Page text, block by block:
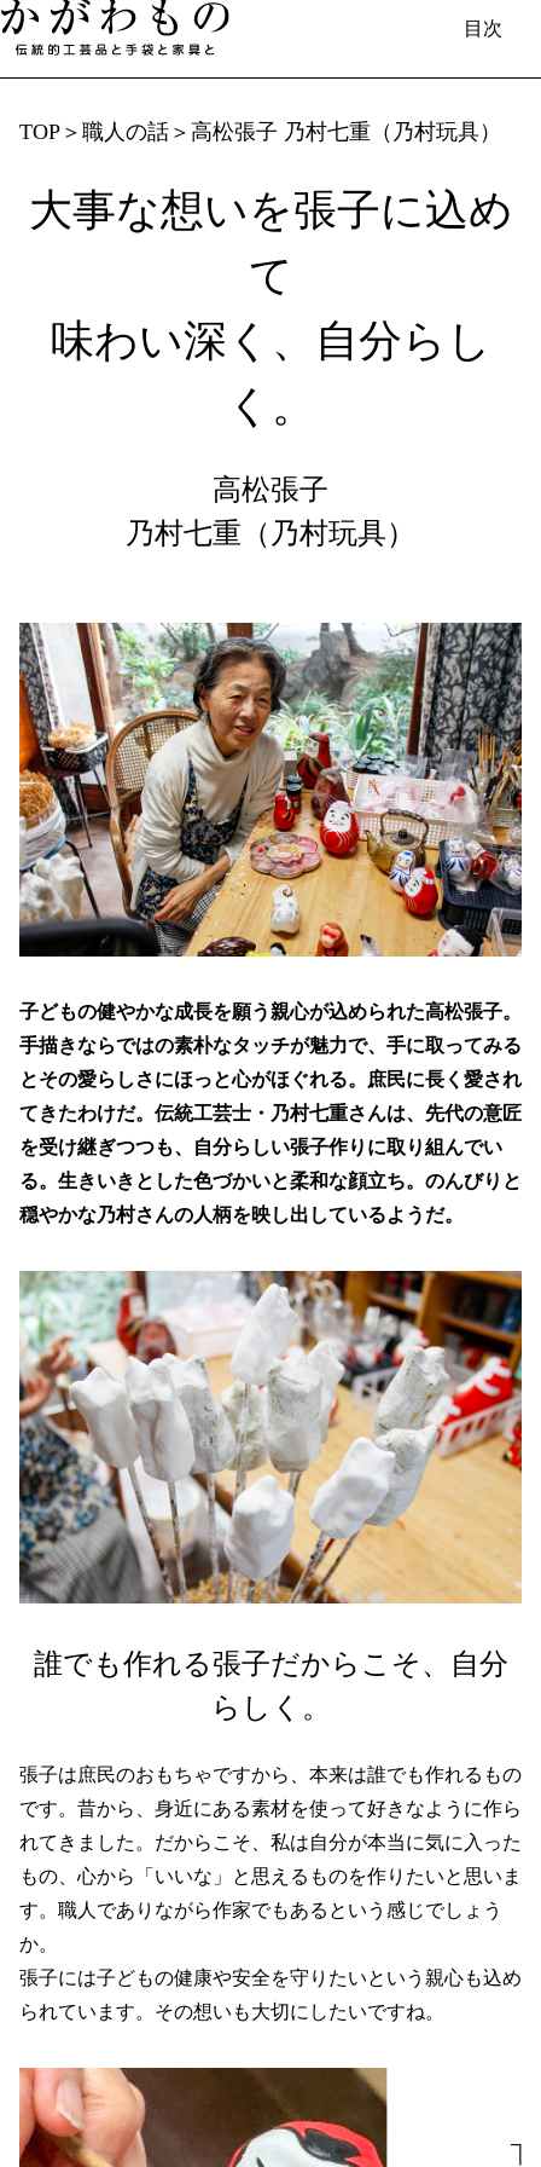
目次
日本語 English 中国（简体）
中國（繁體）
Français 한국 Deutsch
香川で​生まれる​もの
伝統的工芸品と​手袋と​家具／伝統工芸士​
（製造事業者）の​紹介
欄間彫刻
肥松木工品
一閑張・一貫張
竹一刀彫
讃岐提灯
古式畳
打出し銅器
庵治産地石製品
鷲ノ山石工品
豊島石灯籠
讃岐鍛冶製品
左官鏝
讃岐鋳造品
岡本焼
理平焼
保多織
讃岐のり染
讃岐獅子頭
讃岐装飾瓦
神懸焼
手描き鯉のぼり
張子虎
讃岐かがり手まり
高松張子
高松嫁入人形
手袋
家具
特集記事
工芸品がある暮らし
香川にある国の伝統的工芸品
動画で​みるかがわもの
イラストでみる製造工程
ワークショップ
ものづくりを体験する
新着情報・イベント一覧
販売取扱店
プライバシーポリシー
著作権・リンク・免責事項
TOP ＞ 職人の話 ＞ 高松張子 乃村七重（乃村玩具）
大事な想いを張子に込め
て
味わい深く、自分らし
く。
高松張子
乃村七重（乃村玩具）
子どもの健やかな成長を願う親心が込められた高松張子。
手描きならではの素朴なタッチが魅力で、手に取ってみる
とその愛らしさにほっと心がほぐれる。庶民に長く愛され
てきたわけだ。伝統工芸士・乃村七重さんは、先代の意匠
を受け継ぎつつも、自分らしい張子作りに取り組んでい
る。生きいきとした色づかいと柔和な顔立ち。のんびりと
穏やかな乃村さんの人柄を映し出しているようだ。
誰でも作れる張子だからこそ、自分
らしく。
張子は庶民のおもちゃですから、本来は誰でも作れるもの
です。昔から、身近にある素材を使って好きなように作ら
れてきました。だからこそ、私は自分が本当に気に入った
もの、心から「いいな」と思えるものを作りたいと思いま
す。職人でありながら作家でもあるという感じでしょう
か。
張子には子どもの健康や安全を守りたいという親心も込め
られています。その想いも大切にしたいですね。